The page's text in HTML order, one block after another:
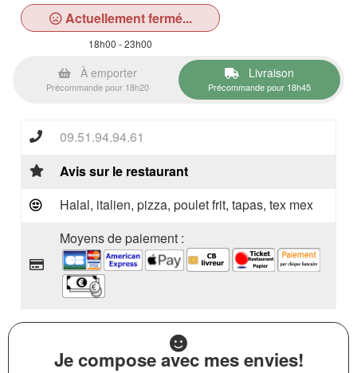
Actuellement fermé...
18h00 - 23h00
À emporter
Précommande pour 18h20
Livraison
Précommande pour 18h45
09.51.94.94.61
Avis sur le restaurant
Halal, italien, pizza, poulet frit, tapas, tex mex
Moyens de paiement :
Je compose avec mes envies!